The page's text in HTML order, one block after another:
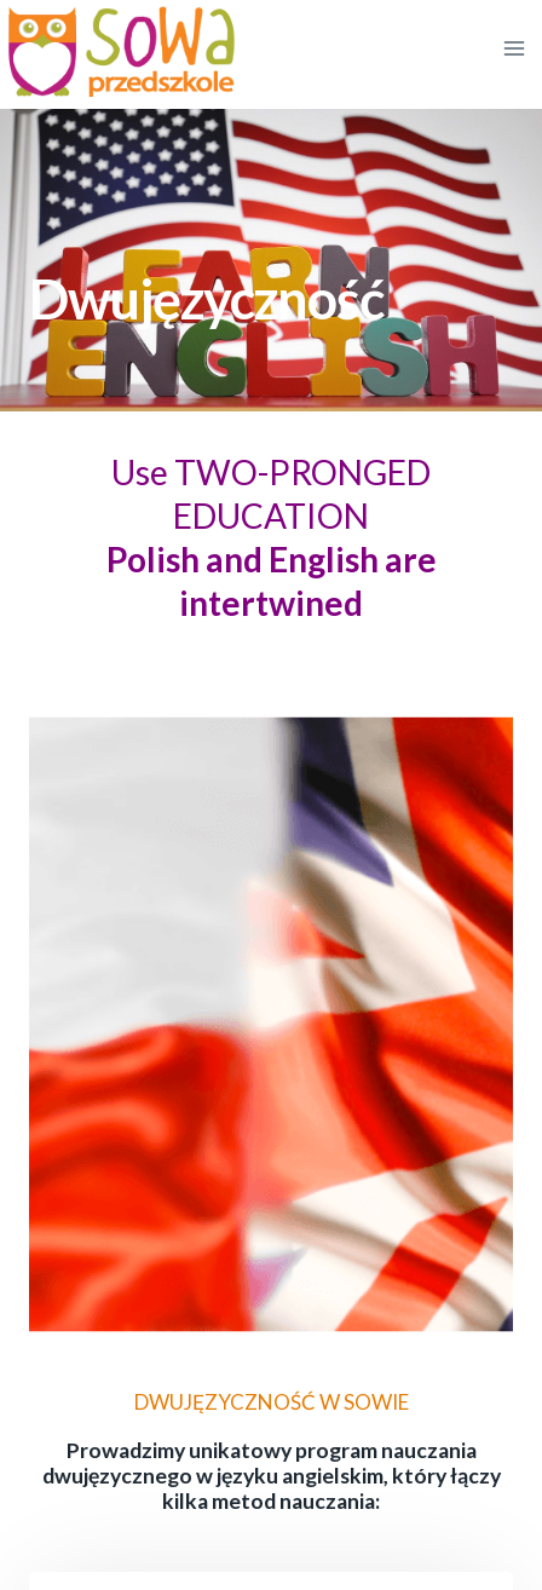
Przejdź
do
treści
Dwujęzyczność
Use TWO-PRONGED
EDUCATION
Polish and English are
intertwined
DWUJĘZYCZNOŚĆ W SOWIE
Prowadzimy unikatowy program nauczania
dwujęzycznego w języku angielskim, który łączy
kilka metod nauczania: